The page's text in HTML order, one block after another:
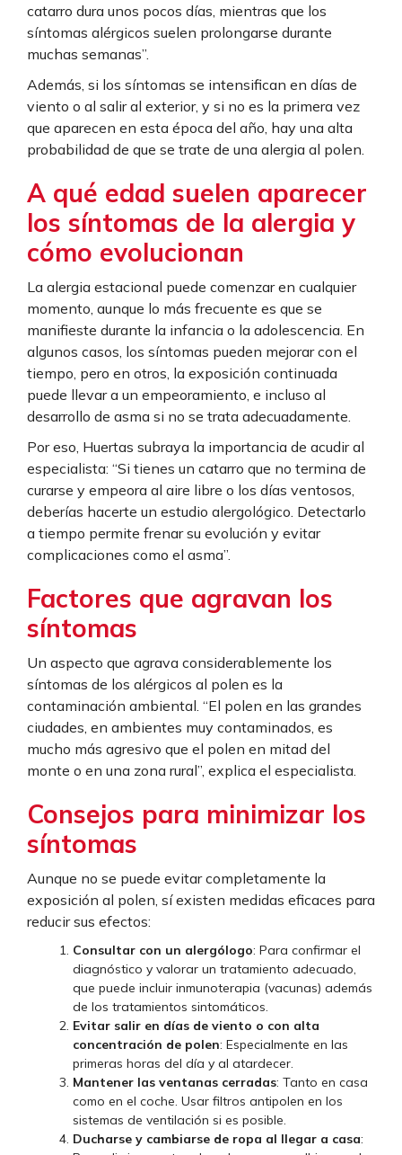
catarro dura unos pocos días, mientras que los
síntomas alérgicos suelen prolongarse durante
muchas semanas”.
Además, si los síntomas se intensifican en días de
viento o al salir al exterior, y si no es la primera vez
que aparecen en esta época del año, hay una alta
probabilidad de que se trate de una alergia al polen.
A qué edad suelen aparecer
los síntomas de la alergia y
cómo evolucionan
La alergia estacional puede comenzar en cualquier
momento, aunque lo más frecuente es que se
manifieste durante la infancia o la adolescencia. En
algunos casos, los síntomas pueden mejorar con el
tiempo, pero en otros, la exposición continuada
puede llevar a un empeoramiento, e incluso al
desarrollo de asma si no se trata adecuadamente.
Por eso, Huertas subraya la importancia de acudir al
especialista: “Si tienes un catarro que no termina de
curarse y empeora al aire libre o los días ventosos,
deberías hacerte un estudio alergológico. Detectarlo
a tiempo permite frenar su evolución y evitar
complicaciones como el asma”.
Factores que agravan los
síntomas
Un aspecto que agrava considerablemente los
síntomas de los alérgicos al polen es la
contaminación ambiental. “El polen en las grandes
ciudades, en ambientes muy contaminados, es
mucho más agresivo que el polen en mitad del
monte o en una zona rural”, explica el especialista.
Consejos para minimizar los
síntomas
Aunque no se puede evitar completamente la
exposición al polen, sí existen medidas eficaces para
reducir sus efectos:
Consultar con un alergólogo: Para confirmar el
diagnóstico y valorar un tratamiento adecuado,
que puede incluir inmunoterapia (vacunas) además
de los tratamientos sintomáticos.
Evitar salir en días de viento o con alta
concentración de polen: Especialmente en las
primeras horas del día y al atardecer.
Mantener las ventanas cerradas: Tanto en casa
como en el coche. Usar filtros antipolen en los
sistemas de ventilación si es posible.
Ducharse y cambiarse de ropa al llegar a casa: